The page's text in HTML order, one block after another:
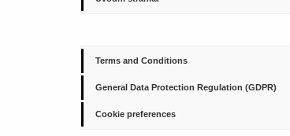
Terms and Conditions
General Data Protection Regulation (GDPR)
Cookie preferences